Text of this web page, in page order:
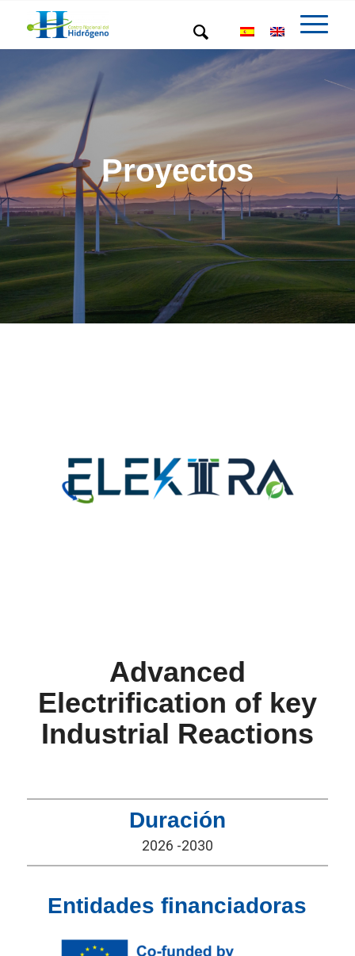
Proyectos
Advanced
Electrification of key
Industrial Reactions
Duración
2026 -2030
Entidades financiadoras